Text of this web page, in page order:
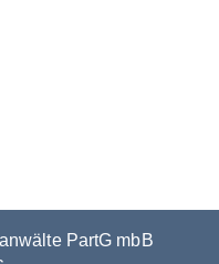
PartG mbB